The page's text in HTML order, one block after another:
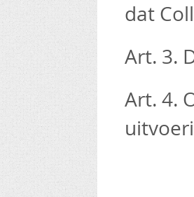
dat
Art. 3.
Art. 4.